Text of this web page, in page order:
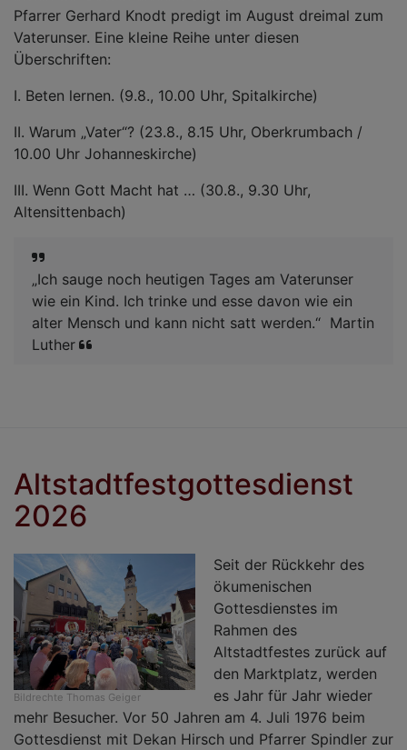
Pfarrer Gerhard Knodt predigt im August dreimal zum
Vaterunser. Eine kleine Reihe unter diesen
Überschriften:
I. Beten lernen. (9.8., 10.00 Uhr, Spitalkirche)
II. Warum „Vater“? (23.8., 8.15 Uhr, Oberkrumbach /
10.00 Uhr Johanneskirche)
III. Wenn Gott Macht hat … (30.8., 9.30 Uhr,
Altensittenbach)
„Ich sauge noch heutigen Tages am Vaterunser
wie ein Kind. Ich trinke und esse davon wie ein
alter Mensch und kann nicht satt werden.“ Martin
Luther
Altstadtfestgottesdienst
2026
Bildrechte Thomas Geiger
Seit der Rückkehr des
ökumenischen
Gottesdienstes im
Rahmen des
Altstadtfestes zurück auf
den Marktplatz, werden
es Jahr für Jahr wieder
mehr Besucher. Vor 50 Jahren am 4. Juli 1976 beim
Gottesdienst mit Dekan Hirsch und Pfarrer Spindler zur